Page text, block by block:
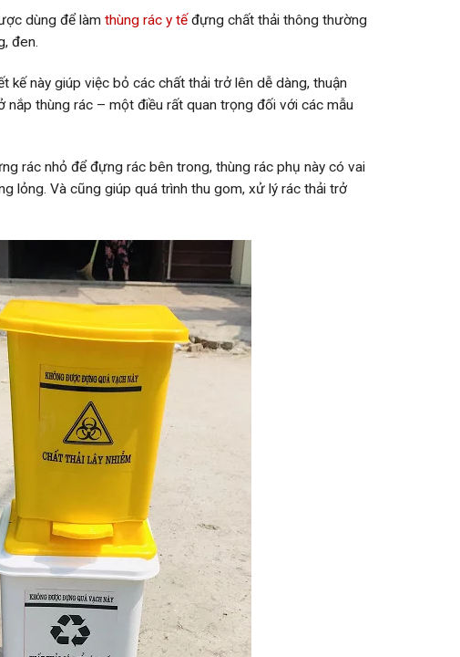
dùng để làm thùng rác y tế đựng chất thải thông thường
đen.
kế này giúp việc bỏ các chất thải trở lên dễ dàng, thuận
nắp thùng rác – một điều rất quan trọng đối với các mẫu
rác nhỏ để đựng rác bên trong, thùng rác phụ này có vai
lỏng. Và cũng giúp quá trình thu gom, xử lý rác thải trở